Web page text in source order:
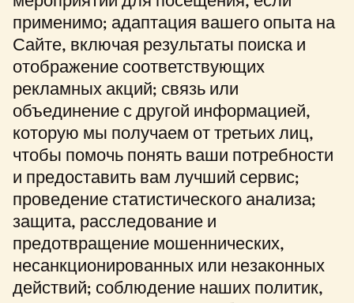
применимо; адаптация вашего опыта на
Сайте, включая результаты поиска и
отображение соответствующих
рекламных акций; связь или
объединение с другой информацией,
которую мы получаем от третьих лиц,
чтобы помочь понять ваши потребности
и предоставить вам лучший сервис;
проведение статистического анализа;
защита, расследование и
предотвращение мошеннических,
несанкционированных или незаконных
действий; соблюдение наших политик,